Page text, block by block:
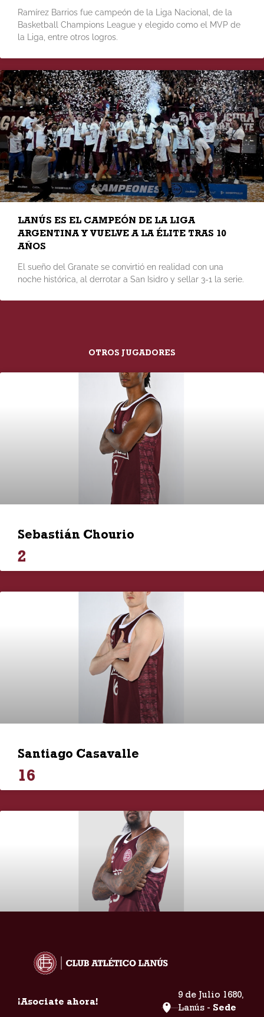
Ramírez Barrios fue campeón de la Liga Nacional, de la
Basketball Champions League y elegido como el MVP de
la Liga, entre otros logros.
LANÚS ES EL CAMPEÓN DE LA LIGA
ARGENTINA Y VUELVE A LA ÉLITE TRAS 10
AÑOS
El sueño del Granate se convirtió en realidad con una
noche histórica, al derrotar a San Isidro y sellar 3-1 la serie.
OTROS JUGADORES
Sebastián Chourio
2
Santiago Casavalle
16
Roquez Jemel Johnson
25
¡Asociate ahora!
9 de Julio 1680,
Lanús - Sede